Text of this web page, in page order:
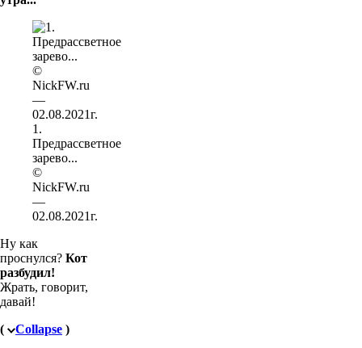
1.
Предрассветное
зарево...
©
NickFW.ru
—
02.08.2021г.
Ну как
проснулся? Кот
разбудил!
Жрать, говорит,
давай!
(
Collapse )